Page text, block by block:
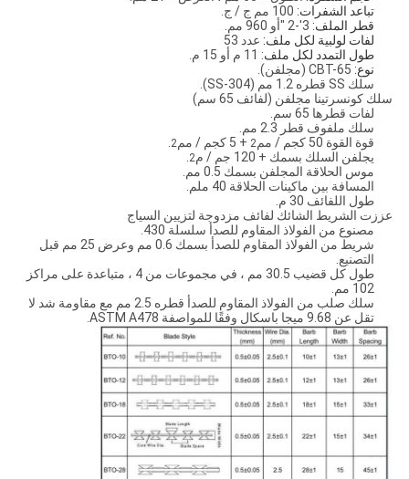
تباعد الشفرات:
قطر الملف:
لفات لولبية لكل ملف: عدد 53
طول التمدد لكل ملف:
نوع:
سلك SS قطره 1.2 مم (SS-304).
سلك كونسرتينا مجلفن (لفائف 65 سم)
لفات قطرها 65 سم.
سلك ملفوف قطر 2.3 مم.
قوة القوة 50 كجم / مم
2 + 5 كجم / مم 2
.
يجلفن السلك بسمك + 120 جم / م
2
.
موس الحلاقة المجلفن بسمك 0.5 مم.
المسافة بين ماكينات الحلاقة 40 ملم.
طول اللفائف 30 م.
عززت الشريط الشائك لفائف مزدوجة لتزيين السياج
مصنوع من الفولاذ المقاوم للصدأ سلسلة 430.
شريط من الفولاذ المقاوم للصدأ بسمك 0.6 مم وعرض 25 مم قبل
التصنيع.
طول كل قضيب 30.5 مم ، في مجموعات من 4 ، متباعدة على مراكز
102 مم.
سلك صلب من الفولاذ المقاوم للصدأ قطره 2.5 مم مع مقاومة شد لا
تقل عن 9.68 ميجا باسكال وفقًا للمواصفة ASTM A478.